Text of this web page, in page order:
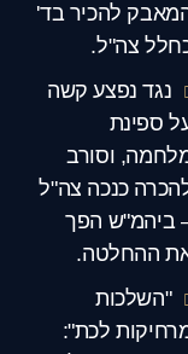
להכיר בד'
צה"ל.
נגד נפצע קשה
ספינת
וסורב
כנכה צה"ל
ביהמ"ש הפך
ההחלטה.
"השלכות
לכת":